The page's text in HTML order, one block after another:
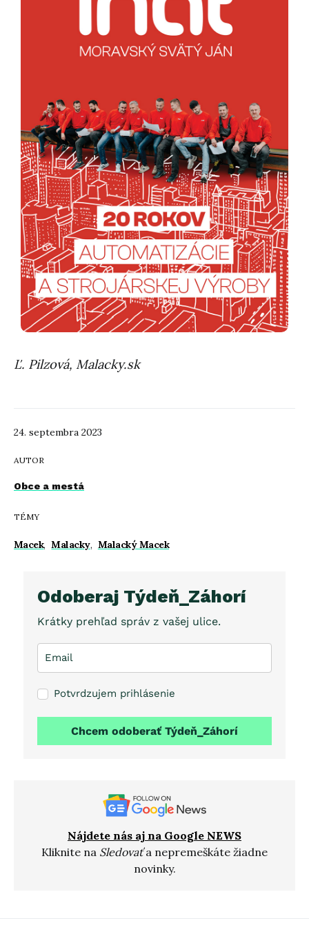
24. septembra 2023
AUTOR
Obce a mestá
TÉMY
Macek, Malacky, Malacký Macek
Ľ. Pilzová, Malacky.sk
Odoberaj Týdeň_Záhorí
Krátky prehľad správ z vašej ulice.
Potvrdzujem prihlásenie
Chcem odoberať Týdeň_Záhorí
Nájdete nás aj na Google NEWS
Kliknite na Sledovaťa nepremeškáte žiadne
novinky.